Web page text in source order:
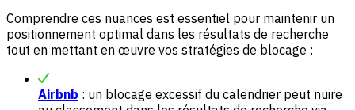
Comprendre ces nuances est essentiel pour maintenir un
positionnement optimal dans les résultats de recherche
tout en mettant en œuvre vos stratégies de blocage :
Airbnb : un blocage excessif du calendrier peut nuire